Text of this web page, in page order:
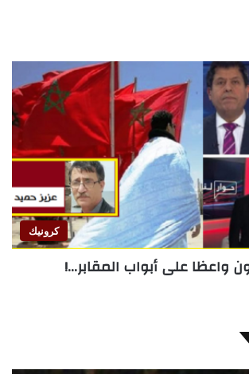
كرونيك
واعظا على أبواب المقابر…!